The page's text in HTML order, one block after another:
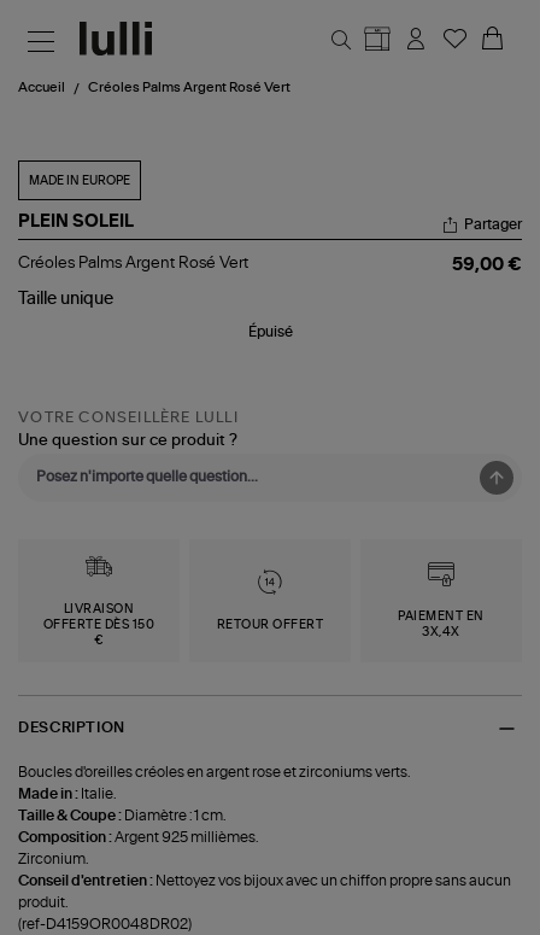
Accueil Créoles Palms Argent Rosé Vert
MADE IN EUROPE
PLEIN SOLEIL
Créoles
Argent
Partager
Créoles Palms Argent Rosé Vert
59,00 €
Taille unique
Épuisé
VOTRE CONSEILLÈRE LULLI
Une question sur ce produit ?
LIVRAISON
OFFERTE DÈS 150
€
RETOUR OFFERT
PAIEMENT EN
3X,4X
DESCRIPTION
Boucles d'oreilles créoles en argent rose et zirconiums verts.
Made in : Italie.
Taille & Coupe : Diamètre : 1 cm.
Composition :Argent 925 millièmes.
Zirconium.
Conseil d'entretien : Nettoyez vos bijoux avec un chiffon propre sans aucun
produit.
(ref-D4159OR0048DR02)